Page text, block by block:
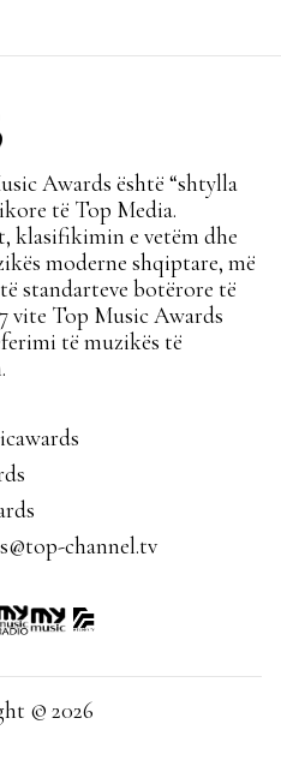
Awards është “shtylla
të Top Media.
klasifikimin e vetëm dhe
moderne shqiptare, më
standarteve botërore të
vite Top Music Awards
të muzikës të
channel.tv
© 2026